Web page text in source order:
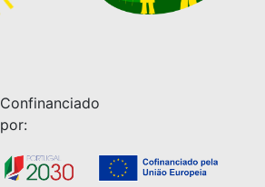
Confinanciado
por: